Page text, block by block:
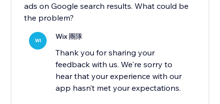
ads on Google search results. What could be
the problem?
WI Wix 團隊
Thank you for sharing your
feedback with us. We're sorry to
hear that your experience with our
app hasn’t met your expectations.